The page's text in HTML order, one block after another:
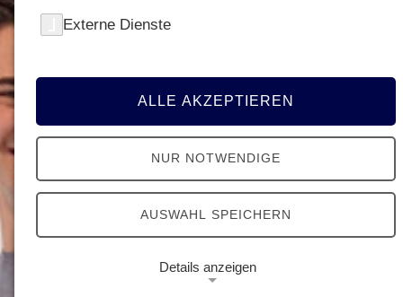
Externe Dienste
ALLE AKZEPTIEREN
NUR NOTWENDIGE
AUSWAHL SPEICHERN
Details anzeigen